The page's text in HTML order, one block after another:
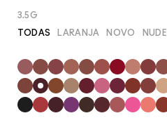
3.5G
TODAS LARANJA NOVO NUDE